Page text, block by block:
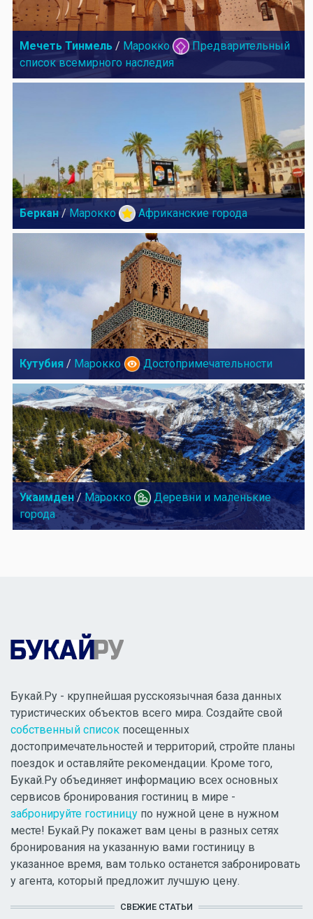
Мечеть Тинмель / Марокко
Предварительный
список всемирного наследия
Беркан / Марокко Африканские города
Кутубия / Марокко Достопримечательности
Укаимден/ Марокко
Деревни и маленькие
города
Букай.Ру - крупнейшая русскоязычная база данных
туристических объектов всего мира. Создайте свой
собственный список посещенных
достопримечательностей и территорий, стройте планы
поездок и оставляйте рекомендации. Кроме того,
Букай.Ру объединяет информацию всех основных
сервисов бронирования гостиниц в мире -
забронируйте гостиницу по нужной цене в нужном
месте! Букай.Ру покажет вам цены в разных сетях
бронирования на указанную вами гостиницу в
указанное время, вам только останется забронировать
у агента, который предложит лучшую цену.
СВЕЖИЕ СТАТЬИ